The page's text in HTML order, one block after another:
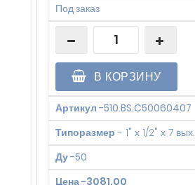
Под заказ
В КОРЗИНУ
Артикул -510.BS.C50060407
Типоразмер - 1" х 1/2" х 7 вых.
Ду-50
Цена-3081.00